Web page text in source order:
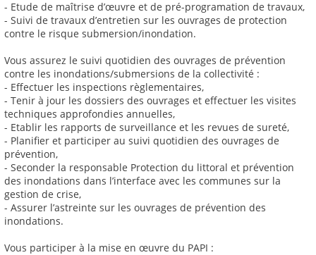
- Etude de maîtrise d’œuvre et de pré-programation de travaux,
- Suivi de travaux d’entretien sur les ouvrages de protection
contre le risque submersion/inondation.
Vous assurez le suivi quotidien des ouvrages de prévention
contre les inondations/submersions de la collectivité :
- Effectuer les inspections règlementaires,
- Tenir à jour les dossiers des ouvrages et effectuer les visites
techniques approfondies annuelles,
- Etablir les rapports de surveillance et les revues de sureté,
- Planifier et participer au suivi quotidien des ouvrages de
prévention,
- Seconder la responsable Protection du littoral et prévention
des inondations dans l’interface avec les communes sur la
gestion de crise,
- Assurer l’astreinte sur les ouvrages de prévention des
inondations.
Vous participer à la mise en œuvre du PAPI :